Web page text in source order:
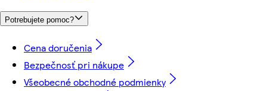
Potrebujete pomoc?
Cena doručenia
Bezpečnosť pri nákupe
Všeobecné obchodné podmienky